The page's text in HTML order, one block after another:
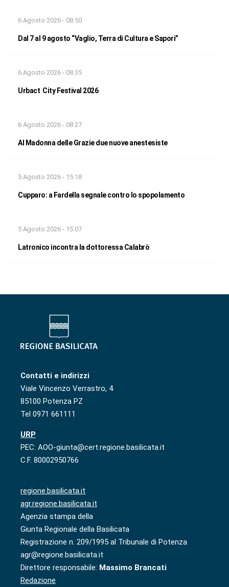
6 Agosto 2026 - 08:50
Dal 7 al 9 agosto “Vaglio, Terra di Cultura e Sapori”
6 Agosto 2026 - 08:35
Urbact City Festival 2026
6 Agosto 2026 - 08:27
Al Madonna delle Grazie due nuove anestesiste
5 Agosto 2026 - 15:18
Cupparo: a Fardella segnale contro lo spopolamento
5 Agosto 2026 - 15:07
Latronico incontra la dottoressa Calabrò
Contatti e indirizzi
Viale Vincenzo Verrastro, 4
85100 Potenza PZ
Tel 0971 661111
URP
PEC: AOO-giunta@cert.regione.basilicata.it
C.F. 80002950766
regione.basilicata.it
agr.regione.basilicata.it
Agenzia stampa della
Giunta Regionale della Basilicata
Registrazione n. 209/1995 al Tribunale di Potenza
agr@regione.basilicata.it
Direttore responsabile: Massimo Brancati
Redazione